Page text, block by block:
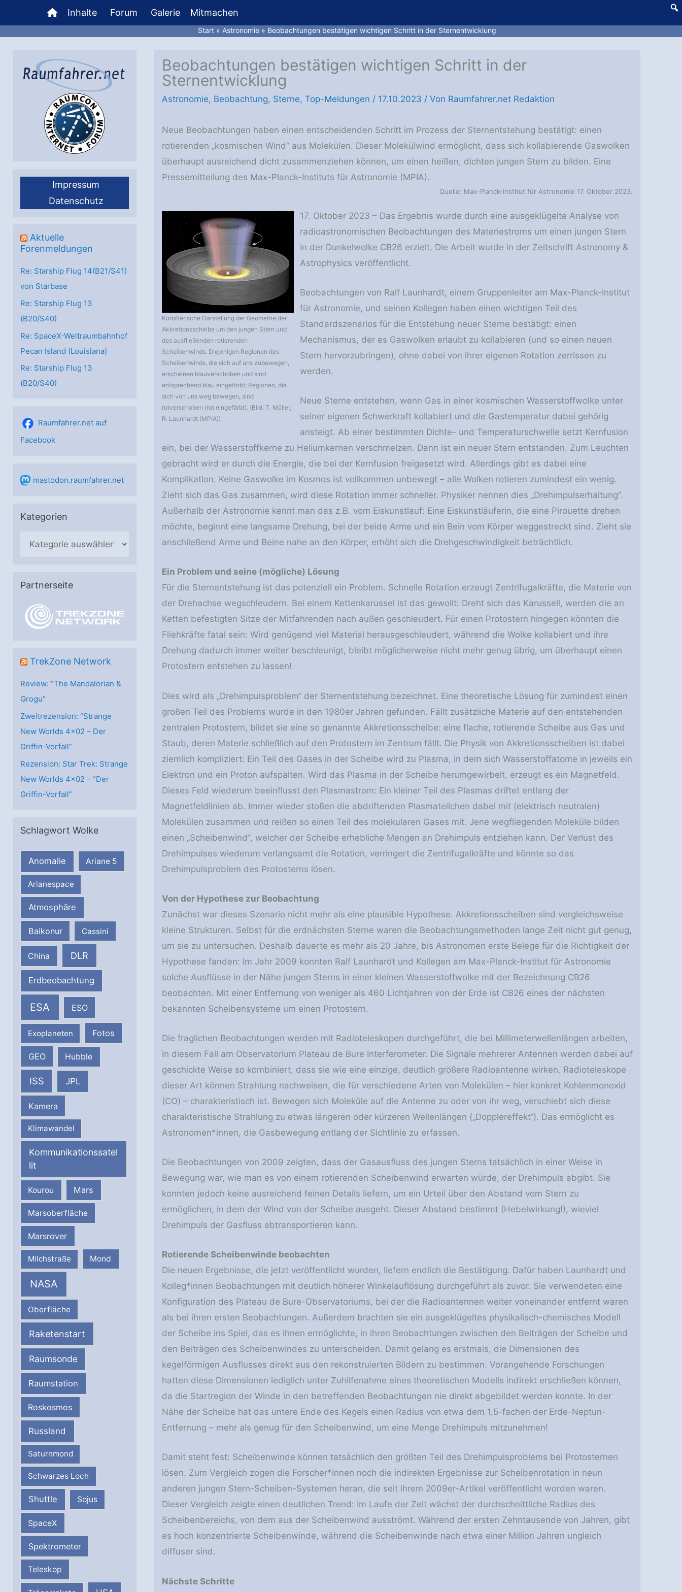
Inhalt
springen
Inhalte Forum Galerie Mitmachen
Start Astronomie Beobachtungen bestätigen wichtigen Schritt in der Sternentwicklung
Impressum
Datenschutz
Aktuelle
Forenmeldungen
Re: Starship Flug 14(B21/S41)
von Starbase
Re: Starship Flug 13
(B20/S40)
Re: SpaceX-Weltraumbahnhof
Pecan Island (Louisiana)
Re: Starship Flug 13
(B20/S40)
Raumfahrer.net auf
Facebook
mastodon.raumfahrer.net
Kategorien
e
e
Partnerseite
TrekZone Network
Review: “The Mandalorian &
Grogu”
Zweitrezension: “Strange
New Worlds 4×02 – Der
Griffin-Vorfall”
Rezension: Star Trek: Strange
New Worlds 4×02 – “Der
Griffin-Vorfall”
Schlagwort Wolke
Anomalie Ariane 5
Arianespace
Atmosphäre
Baikonur Cassini
China DLR
Erdbeobachtung
ESA ESO
Exoplaneten Fotos
GEO Hubble
ISS JPL
Kamera
Klimawandel
Kommunikationssatel
lit
Kourou Mars
Marsoberfläche
Marsrover
Milchstraße Mond
NASA
Oberfläche
Raketenstart
Raumsonde
Raumstation
Roskosmos
Russland
Saturnmond
Schwarzes Loch
Shuttle Sojus
SpaceX
Spektrometer
Teleskop
Beobachtungen bestätigen wichtigen Schritt in der
Sternentwicklung
Astronomie, Beobachtung, Sterne, Top-Meldungen / 17.10.2023 / Von Raumfahrer.net Redaktion
Neue Beobachtungen haben einen entscheidenden Schritt im Prozess der Sternentstehung bestätigt: einen
rotierenden „kosmischen Wind“ aus Molekülen. Dieser Molekülwind ermöglicht, dass sich kollabierende Gaswolken
überhaupt ausreichend dicht zusammenziehen können, um einen heißen, dichten jungen Stern zu bilden. Eine
Pressemitteilung des Max-Planck-Instituts für Astronomie (MPIA).
Quelle: Max-Planck-Institut für Astronomie 17. Oktober 2023.
Künstlerische Darstellung der Geometrie der
Akkretionsscheibe um den jungen Stern und
des ausfließenden rotierenden
Scheibenwinds. Diejenigen Regionen des
Scheibenwinds, die sich auf uns zubewegen,
erscheinen blauverschoben und sind
entsprechend blau eingeförbt; Regionen, die
sich von uns weg bewegen, sind
rotverschoben (rot eingefärbt). (Bild: T. Müller,
R. Launhardt (MPIA))
17. Oktober 2023 – Das Ergebnis wurde durch eine ausgeklügelte Analyse von
radioastronomischen Beobachtungen des Materiestroms um einen jungen Stern
in der Dunkelwolke CB26 erzielt. Die Arbeit wurde in der Zeitschrift Astronomy &
Astrophysics veröffentlicht.
Beobachtungen von Ralf Launhardt, einem Gruppenleiter am Max-Planck-Institut
für Astronomie, und seinen Kollegen haben einen wichtigen Teil des
Standardszenarios für die Entstehung neuer Sterne bestätigt: einen
Mechanismus, der es Gaswolken erlaubt zu kollabieren (und so einen neuen
Stern hervorzubringen), ohne dabei von ihrer eigenen Rotation zerrissen zu
werden.
Neue Sterne entstehen, wenn Gas in einer kosmischen Wasserstoffwolke unter
seiner eigenen Schwerkraft kollabiert und die Gastemperatur dabei gehörig
ansteigt. Ab einer bestimmten Dichte- und Temperaturschwelle setzt Kernfusion
ein, bei der Wasserstoffkerne zu Heliumkernen verschmelzen. Dann ist ein neuer Stern entstanden. Zum Leuchten
gebracht wird er durch die Energie, die bei der Kernfusion freigesetzt wird. Allerdings gibt es dabei eine
Komplikation. Keine Gaswolke im Kosmos ist vollkommen unbewegt – alle Wolken rotieren zumindest ein wenig.
Zieht sich das Gas zusammen, wird diese Rotation immer schneller. Physiker nennen dies „Drehimpulserhaltung“.
Außerhalb der Astronomie kennt man das z.B. vom Eiskunstlauf: Eine Eiskunstläuferin, die eine Pirouette drehen
möchte, beginnt eine langsame Drehung, bei der beide Arme und ein Bein vom Körper weggestreckt sind. Zieht sie
anschließend Arme und Beine nahe an den Körper, erhöht sich die Drehgeschwindigkeit beträchtlich.
Ein Problem und seine (mögliche) Lösung
Für die Sternentstehung ist das potenziell ein Problem. Schnelle Rotation erzeugt Zentrifugalkräfte, die Materie von
der Drehachse wegschleudern. Bei einem Kettenkarussel ist das gewollt: Dreht sich das Karussell, werden die an
Ketten befestigten Sitze der Mitfahrenden nach außen geschleudert. Für einen Protostern hingegen könnten die
Fliehkräfte fatal sein: Wird genügend viel Material herausgeschleudert, während die Wolke kollabiert und ihre
Drehung dadurch immer weiter beschleunigt, bleibt möglicherweise nicht mehr genug übrig, um überhaupt einen
Protostern entstehen zu lassen!
Dies wird als „Drehimpulsproblem“ der Sternentstehung bezeichnet. Eine theoretische Lösung für zumindest einen
großen Teil des Problems wurde in den 1980er Jahren gefunden. Fällt zusätzliche Materie auf den entstehenden
zentralen Protostern, bildet sie eine so genannte Akkretionsscheibe: eine flache, rotierende Scheibe aus Gas und
Staub, deren Materie schließlich auf den Protostern im Zentrum fällt. Die Physik von Akkretionsscheiben ist dabei
ziemlich kompliziert: Ein Teil des Gases in der Scheibe wird zu Plasma, in dem sich Wasserstoffatome in jeweils ein
Elektron und ein Proton aufspalten. Wird das Plasma in der Scheibe herumgewirbelt, erzeugt es ein Magnetfeld.
Dieses Feld wiederum beeinflusst den Plasmastrom: Ein kleiner Teil des Plasmas driftet entlang der
Magnetfeldlinien ab. Immer wieder stoßen die abdriftenden Plasmateilchen dabei mit (elektrisch neutralen)
Molekülen zusammen und reißen so einen Teil des molekularen Gases mit. Jene wegfliegenden Moleküle bilden
einen „Scheibenwind“, welcher der Scheibe erhebliche Mengen an Drehimpuls entziehen kann. Der Verlust des
Drehimpulses wiederum verlangsamt die Rotation, verringert die Zentrifugalkräfte und könnte so das
Drehimpulsproblem des Protosterns lösen.
Von der Hypothese zur Beobachtung
Zunächst war dieses Szenario nicht mehr als eine plausible Hypothese. Akkretionsscheiben sind vergleichsweise
kleine Strukturen. Selbst für die erdnächsten Sterne waren die Beobachtungsmethoden lange Zeit nicht gut genug,
um sie zu untersuchen. Deshalb dauerte es mehr als 20 Jahre, bis Astronomen erste Belege für die Richtigkeit der
Hypothese fanden: Im Jahr 2009 konnten Ralf Launhardt und Kollegen am Max-Planck-Institut für Astronomie
solche Ausflüsse in der Nähe jungen Sterns in einer kleinen Wasserstoffwolke mit der Bezeichnung CB26
beobachten. Mit einer Entfernung von weniger als 460 Lichtjahren von der Erde ist CB26 eines der nächsten
bekannten Scheibensysteme um einen Protostern.
Die fraglichen Beobachtungen werden mit Radioteleskopen durchgeführt, die bei Millimeterwellenlängen arbeiten,
in diesem Fall am Observatorium Plateau de Bure Interferometer. Die Signale mehrerer Antennen werden dabei auf
geschickte Weise so kombiniert, dass sie wie eine einzige, deutlich größere Radioantenne wirken. Radioteleskope
dieser Art können Strahlung nachweisen, die für verschiedene Arten von Molekülen – hier konkret Kohlenmonoxid
(CO) ­– charakteristisch ist. Bewegen sich Moleküle auf die Antenne zu oder von ihr weg, verschiebt sich diese
charakteristische Strahlung zu etwas längeren oder kürzeren Wellenlängen („Dopplereffekt“). Das ermöglicht es
Astronomen*innen, die Gasbewegung entlang der Sichtlinie zu erfassen.
Die Beobachtungen von 2009 zeigten, dass der Gasausfluss des jungen Sterns tatsächlich in einer Weise in
Bewegung war, wie man es von einem rotierenden Scheibenwind erwarten würde, der Drehimpuls abgibt. Sie
konnten jedoch keine ausreichend feinen Details liefern, um ein Urteil über den Abstand vom Stern zu
ermöglichen, in dem der Wind von der Scheibe ausgeht. Dieser Abstand bestimmt (Hebelwirkung!), wieviel
Drehimpuls der Gasfluss abtransportieren kann.
Rotierende Scheibenwinde beobachten
Die neuen Ergebnisse, die jetzt veröffentlicht wurden, liefern endlich die Bestätigung. Dafür haben Launhardt und
Kolleg*innen Beobachtungen mit deutlich höherer Winkelauflösung durchgeführt als zuvor. Sie verwendeten eine
Konfiguration des Plateau de Bure-Observatoriums, bei der die Radioantennen weiter voneinander entfernt waren
als bei ihren ersten Beobachtungen. Außerdem brachten sie ein ausgeklügeltes physikalisch-chemisches Modell
der Scheibe ins Spiel, das es ihnen ermöglichte, in ihren Beobachtungen zwischen den Beiträgen der Scheibe und
den Beiträgen des Scheibenwindes zu unterscheiden. Damit gelang es erstmals, die Dimensionen des
kegelförmigen Ausflusses direkt aus den rekonstruierten Bildern zu bestimmen. Vorangehende Forschungen
hatten diese Dimensionen lediglich unter Zuhilfenahme eines theoretischen Modells indirekt erschließen können,
da die Startregion der Winde in den betreffenden Beobachtungen nie direkt abgebildet werden konnte. In der
Nähe der Scheibe hat das untere Ende des Kegels einen Radius von etwa dem 1,5-fachen der Erde-Neptun-
Entfernung – mehr als genug für den Scheibenwind, um eine Menge Drehimpuls mitzunehmen!
Damit steht fest: Scheibenwinde können tatsächlich den größten Teil des Drehimpulsproblems bei Protosternen
lösen. Zum Vergleich zogen die Forscher*innen noch die indirekten Ergebnisse zur Scheibenrotation in neun
anderen jungen Stern-Scheiben-Systemen heran, die seit ihrem 2009er-Artikel veröffentlicht worden waren.
Dieser Vergleich zeigte einen deutlichen Trend: Im Laufe der Zeit wächst der durchschnittliche Radius des
Scheibenbereichs, von dem aus der Scheibenwind ausströmt. Während der ersten Zehntausende von Jahren, gibt
es hoch konzentrierte Scheibenwinde, während die Scheibenwinde nach etwa einer Million Jahren ungleich
diffuser sind.
Nächste Schritte